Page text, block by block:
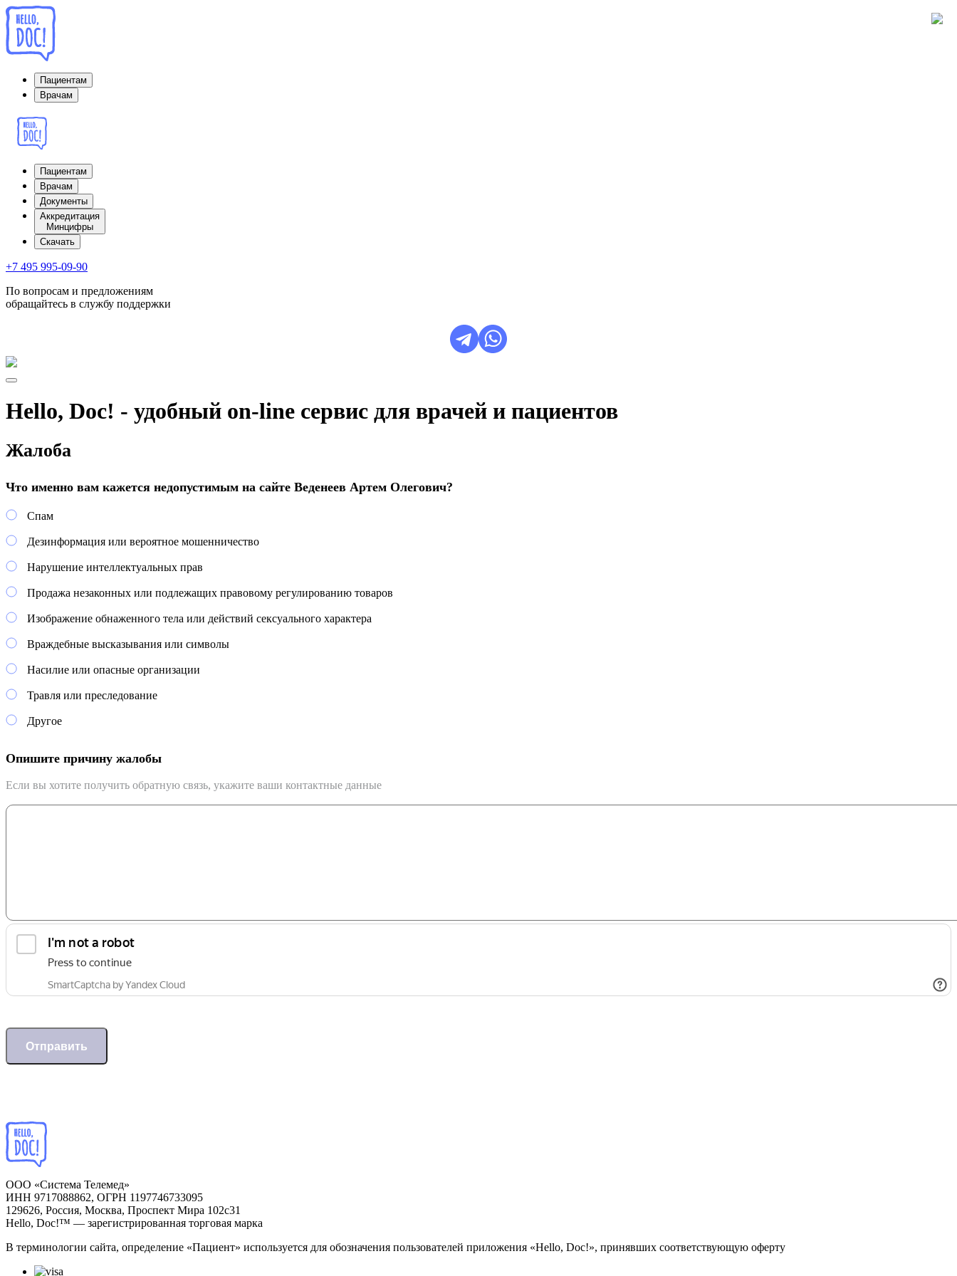
Пациентам
Врачам
Пациентам
Врачам
Документы
Аккредитация
Минцифры
Cкачать
+7 495 995-09-90
По вопросам и предложениям
обращайтесь в службу поддержки
Hello, Doc! - удобный on-line сервис для врачей и пациентов
Жалоба
Что именно вам кажется недопустимым на сайте Веденеев Артем Олегович?
Спам
Дезинформация или вероятное мошенничество
Нарушение интеллектуальных прав
Продажа незаконных или подлежащих правовому регулированию товаров
Изображение обнаженного тела или действий сексуального характера
Враждебные высказывания или символы
Насилие или опасные организации
Травля или преследование
Другое
Опишите причину жалобы
Если вы хотите получить обратную связь, укажите ваши контактные данные
Отправить
ООО «Система Телемед»
ИНН 9717088862, ОГРН 1197746733095
129626, Россия, Москва, Проспект Мира 102с31
Hello, Doc!™ — зарегистрированная торговая марка
В терминологии сайта, определение «Пациент» используется для обозначения пользователей приложения «Hello, Doc!», принявших соответствующую оферту